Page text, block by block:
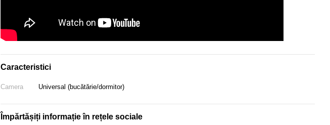
Caracteristici
Camera Universal (bucătărie/dormitor)
Împărtășiți informație în rețele sociale